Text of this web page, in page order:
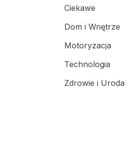
Ciekawe
Dom i Wnętrze
Motoryzacja
Technologia
Zdrowie i Uroda